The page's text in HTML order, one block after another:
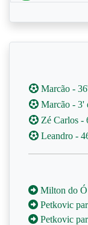
Marcão -
Marcão - 3'
Zé Carlos -
Leandro -
Milton do Ó
Petkovic
Petkovic